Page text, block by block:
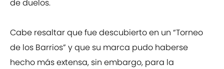
de duelos.
Cabe resaltar que fue descubierto en un “Torneo
de los Barrios” y que su marca pudo haberse
hecho más extensa, sin embargo, para la